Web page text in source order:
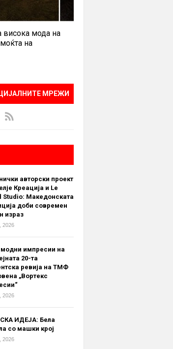
висока мода на
на
МРЕЖИ
авторски проект
Креација и Le
Studio: Македонската
доби современ
израз
2026
импресии на
20-та
ревија на ТМФ
„Вортекс
2026
ИДЕЈА: Бела
со машки крој
2026